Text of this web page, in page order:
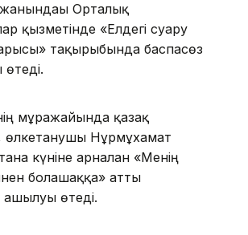
Орталық
қызметінде «Елдегі суару
тақырыбында баспасөз
мұражайында қазақ
өлкетанушы Нұрмұхамат
күніне арналған «Менің
болашаққа» атты
ашылуы өтеді.